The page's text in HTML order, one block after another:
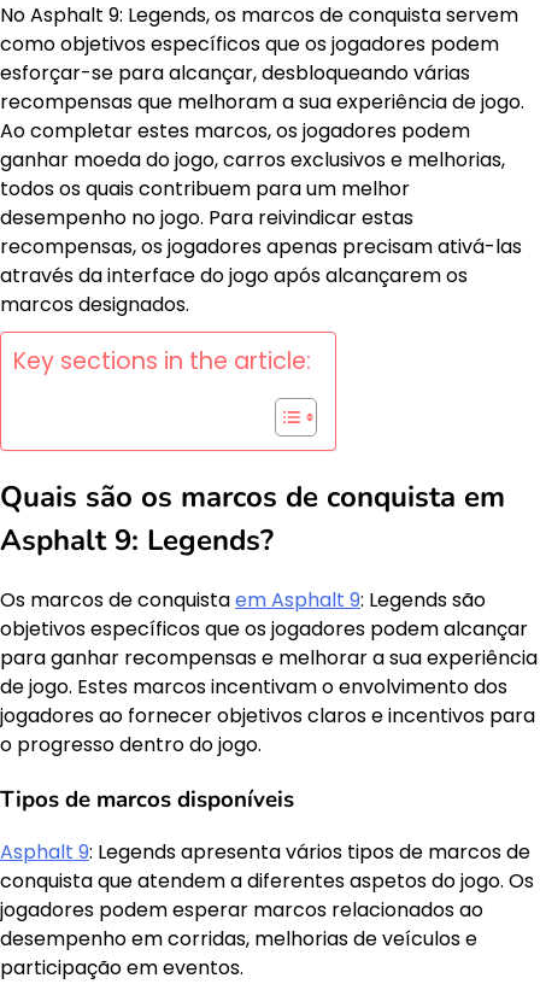
No Asphalt 9: Legends, os marcos de conquista servem
como objetivos específicos que os jogadores podem
esforçar-se para alcançar, desbloqueando várias
recompensas que melhoram a sua experiência de jogo.
Ao completar estes marcos, os jogadores podem
ganhar moeda do jogo, carros exclusivos e melhorias,
todos os quais contribuem para um melhor
desempenho no jogo. Para reivindicar estas
recompensas, os jogadores apenas precisam ativá-las
através da interface do jogo após alcançarem os
marcos designados.
Key sections in the article:
Quais são os marcos de conquista em
Asphalt 9: Legends?
Os marcos de conquistaem Asphalt 9: Legends são
objetivos específicos que os jogadores podem alcançar
para ganhar recompensas e melhorar a sua experiência
de jogo. Estes marcos incentivam o envolvimento dos
jogadores ao fornecer objetivos claros e incentivos para
o progresso dentro do jogo.
Tipos de marcos disponíveis
Asphalt 9: Legends apresenta vários tipos de marcos de
conquista que atendem a diferentes aspetos do jogo. Os
jogadores podem esperar marcos relacionados ao
desempenho em corridas, melhorias de veículos e
participação em eventos.